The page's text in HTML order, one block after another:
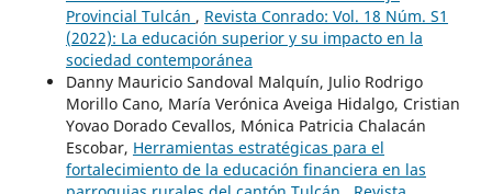
Provincial Tulcán , Revista Conrado: Vol. 18 Núm. S1
(2022): La educación superior y su impacto en la
sociedad contemporánea
Danny Mauricio Sandoval Malquín, Julio Rodrigo
Morillo Cano, María Verónica Aveiga Hidalgo, Cristian
Yovao Dorado Cevallos, Mónica Patricia Chalacán
Escobar, Herramientas estratégicas para el
fortalecimiento de la educación financiera en las